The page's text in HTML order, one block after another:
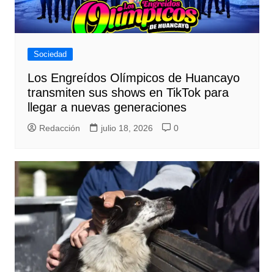
Sociedad
Los Engreídos Olímpicos de Huancayo
transmiten sus shows en TikTok para
llegar a nuevas generaciones
Redacción julio 18, 2026 0